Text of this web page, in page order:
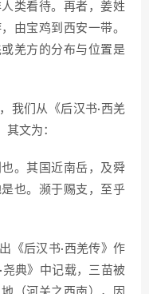
类看待。再者，姜姓
由宝鸡到西安一带。
羌方的分布与位置是
们从《后汉书·西羌
文为：
。其国近南岳，及舜
也。濒于赐支，至乎
后汉书·西羌传》作
典》中记载，三苗被